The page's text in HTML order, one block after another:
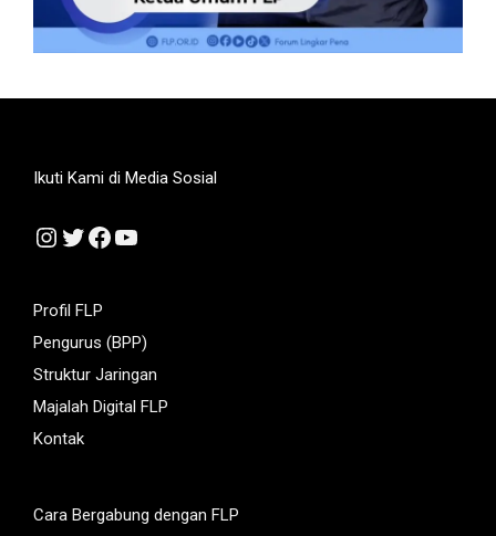
Ikuti Kami di Media Sosial
Instagram
Twitter
Facebook
YouTube
Profil FLP
Pengurus (BPP)
Struktur Jaringan
Majalah Digital FLP
Kontak
Cara Bergabung dengan FLP